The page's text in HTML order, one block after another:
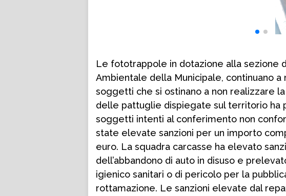
Le fototrappole in dotazione alla sezione
Ambientale della Municipale, continuano a
soggetti che si ostinano a non realizzare
delle pattuglie dispiegate sul territorio ha
soggetti intenti al conferimento non
state elevate sanzioni per un importo
euro. La squadra carcasse ha elevato
dell’abbandono di auto in disuso e
igienico sanitari o di pericolo per la
rottamazione. Le sanzioni elevate dal